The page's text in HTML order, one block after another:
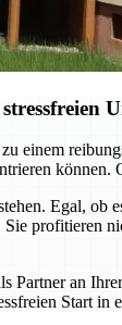
einem
Egal,
profitieren
an
Start